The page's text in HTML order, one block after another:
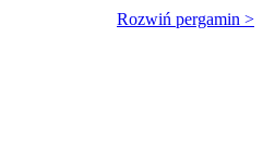
Rozwiń pergamin >